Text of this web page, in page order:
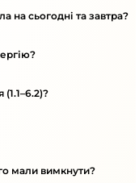
на сьогодні та завтра?
мали вимкнути?